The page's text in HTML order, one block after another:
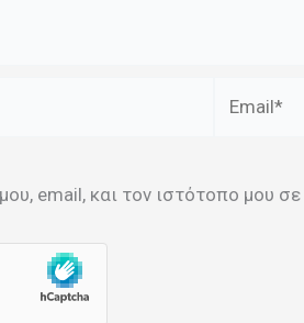
email, και τον ιστότοπο μου